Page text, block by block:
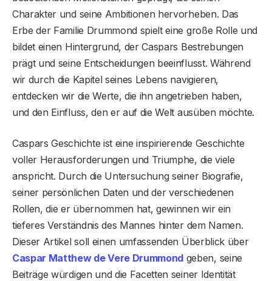
Charakter und seine Ambitionen hervorheben. Das
Erbe der Familie Drummond spielt eine große Rolle und
bildet einen Hintergrund, der Caspars Bestrebungen
prägt und seine Entscheidungen beeinflusst. Während
wir durch die Kapitel seines Lebens navigieren,
entdecken wir die Werte, die ihn angetrieben haben,
und den Einfluss, den er auf die Welt ausüben möchte.
Caspars Geschichte ist eine inspirierende Geschichte
voller Herausforderungen und Triumphe, die viele
anspricht. Durch die Untersuchung seiner Biografie,
seiner persönlichen Daten und der verschiedenen
Rollen, die er übernommen hat, gewinnen wir ein
tieferes Verständnis des Mannes hinter dem Namen.
Dieser Artikel soll einen umfassenden Überblick über
Caspar Matthew de Vere Drummond geben, seine
Beiträge würdigen und die Facetten seiner Identität